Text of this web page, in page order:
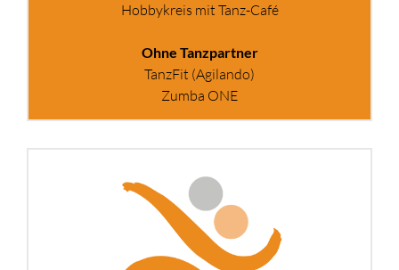
Hobbykreis mit Tanz-Café
Ohne Tanzpartner
TanzFit (Agilando)
Zumba ONE